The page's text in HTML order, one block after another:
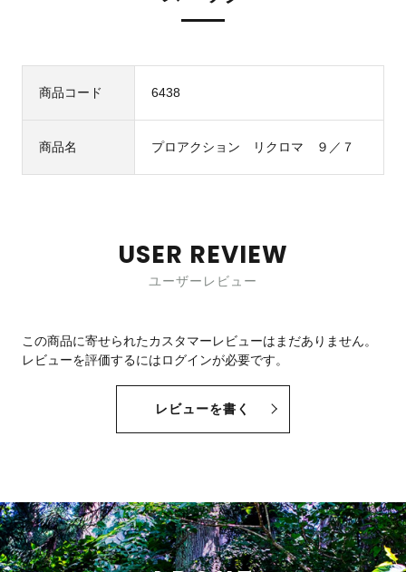
商品コード 6438
商品名 プロアクション リクロマ ９／７
USER REVIEW
ユーザーレビュー
この商品に寄せられたカスタマーレビューはまだありません。
レビューを評価するにはログインが必要です。
レビューを書く